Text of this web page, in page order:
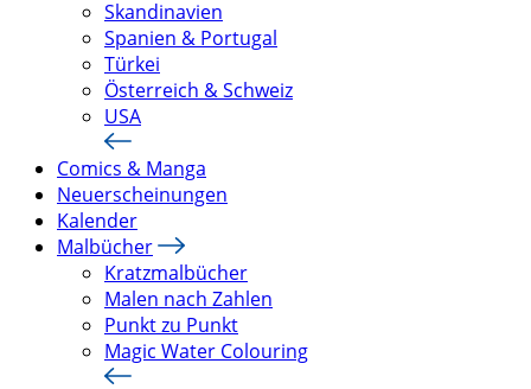
Skandinavien
Spanien & Portugal
Türkei
Österreich & Schweiz
USA
Comics & Manga
Neuerscheinungen
Kalender
Malbücher
Kratzmalbücher
Malen nach Zahlen
Punkt zu Punkt
Magic Water Colouring